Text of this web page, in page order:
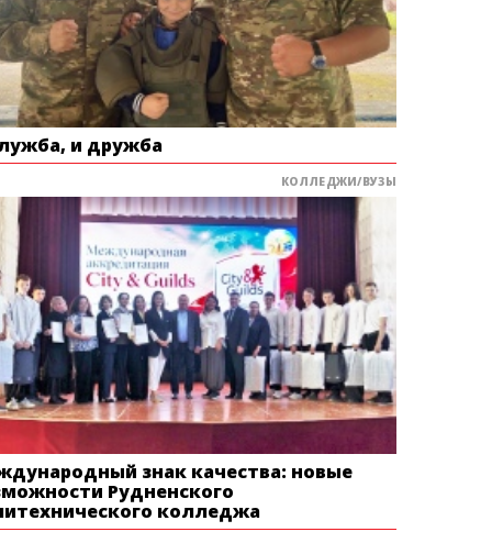
и дружба
КОЛЛЕДЖИ/ВУЗЫ
знак качества: новые
Рудненского
колледжа